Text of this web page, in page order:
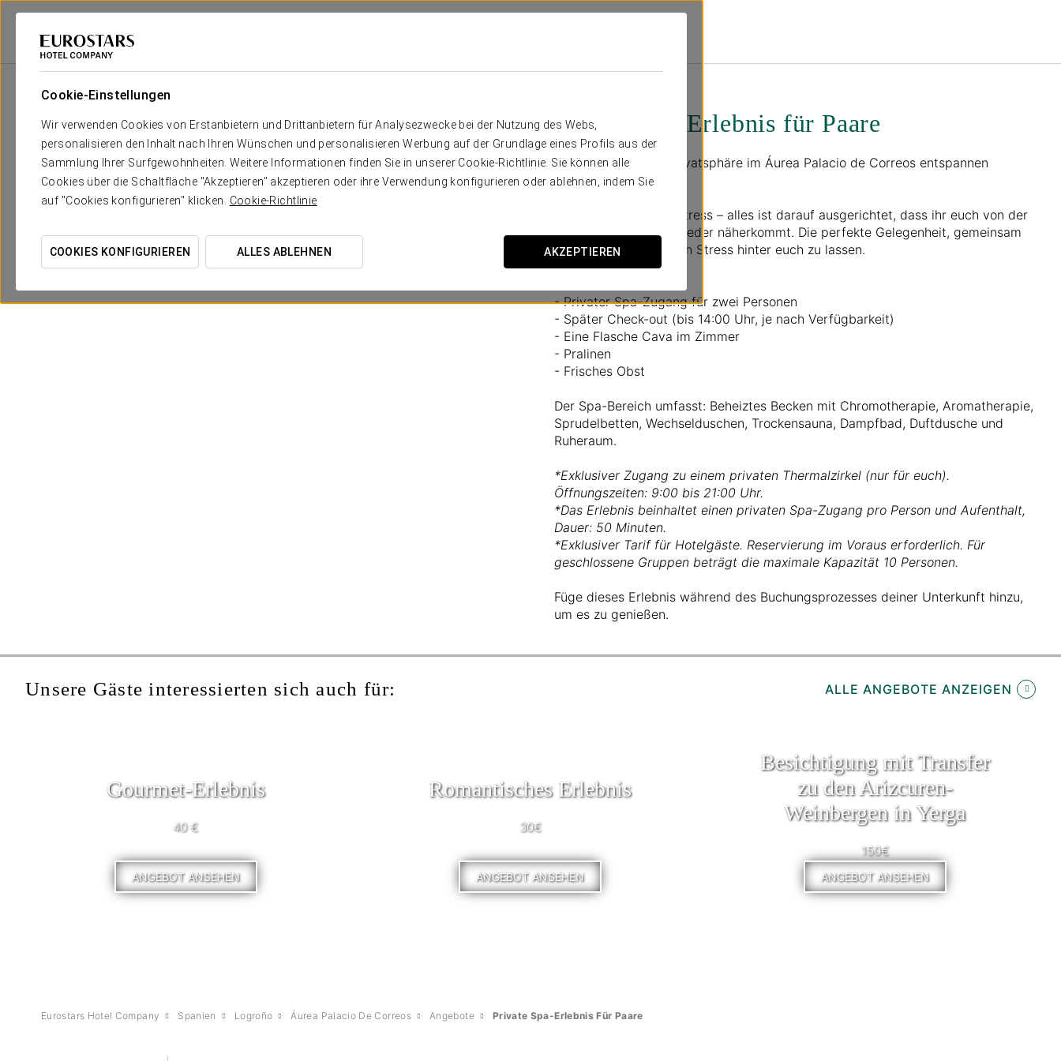
Cookie-Einstellungen
Wir verwenden Cookies von Erstanbietern und Drittanbietern für Analysezwecke bei der Nutzung des Webs,
personalisieren den Inhalt nach Ihren Wünschen und personalisieren Werbung auf der Grundlage eines Profils aus der
Sammlung Ihrer Surfgewohnheiten. Weitere Informationen finden Sie in unserer Cookie-Richtlinie. Sie können alle
Cookies über die Schaltfläche "Akzeptieren" akzeptieren oder ihre Verwendung konfigurieren oder ablehnen, indem Sie
auf "Cookies konfigurieren" klicken. Cookie-Richtlinie
COOKIES KONFIGURIEREN ALLES ABLEHNEN AKZEPTIEREN
Eurostars Hotel Company
Private Spa-Erlebnis für Paare
Für alle, die sich in Privatsphäre im Áurea Palacio de Correos entspannen
möchten.
Keine Routinen, kein Stress – alles ist darauf ausgerichtet, dass ihr euch von der
Welt abkoppelt und wieder näherkommt. Die perfekte Gelegenheit, gemeinsam
zu entspannen und den Stress hinter euch zu lassen.
- Privater Spa-Zugang für zwei Personen
- Später Check-out (bis 14:00 Uhr, je nach Verfügbarkeit)
- Eine Flasche Cava im Zimmer
- Pralinen
- Frisches Obst
Der Spa-Bereich umfasst: Beheiztes Becken mit Chromotherapie, Aromatherapie,
Sprudelbetten, Wechselduschen, Trockensauna, Dampfbad, Duftdusche und
Ruheraum.
*Exklusiver Zugang zu einem privaten Thermalzirkel (nur für euch).
Öffnungszeiten: 9:00 bis 21:00 Uhr.
*Das Erlebnis beinhaltet einen privaten Spa-Zugang pro Person und Aufenthalt,
Dauer: 50 Minuten.
*Exklusiver Tarif für Hotelgäste. Reservierung im Voraus erforderlich. Für
geschlossene Gruppen beträgt die maximale Kapazität 10 Personen.
Füge dieses Erlebnis während des Buchungsprozesses deiner Unterkunft hinzu,
um es zu genießen.
Unsere Gäste interessierten sich auch für: ALLE ANGEBOTE ANZEIGEN
Gourmet-Erlebnis
40 €
ANGEBOT ANSEHEN
Romantisches Erlebnis
30€
ANGEBOT ANSEHEN
Besichtigung mit Transfer
zu den Arizcuren-
Weinbergen in Yerga
150€
ANGEBOT ANSEHEN
Eurostars Hotel Company Spanien Logroño Áurea Palacio De Correos Angebote Private Spa-Erlebnis Für Paare